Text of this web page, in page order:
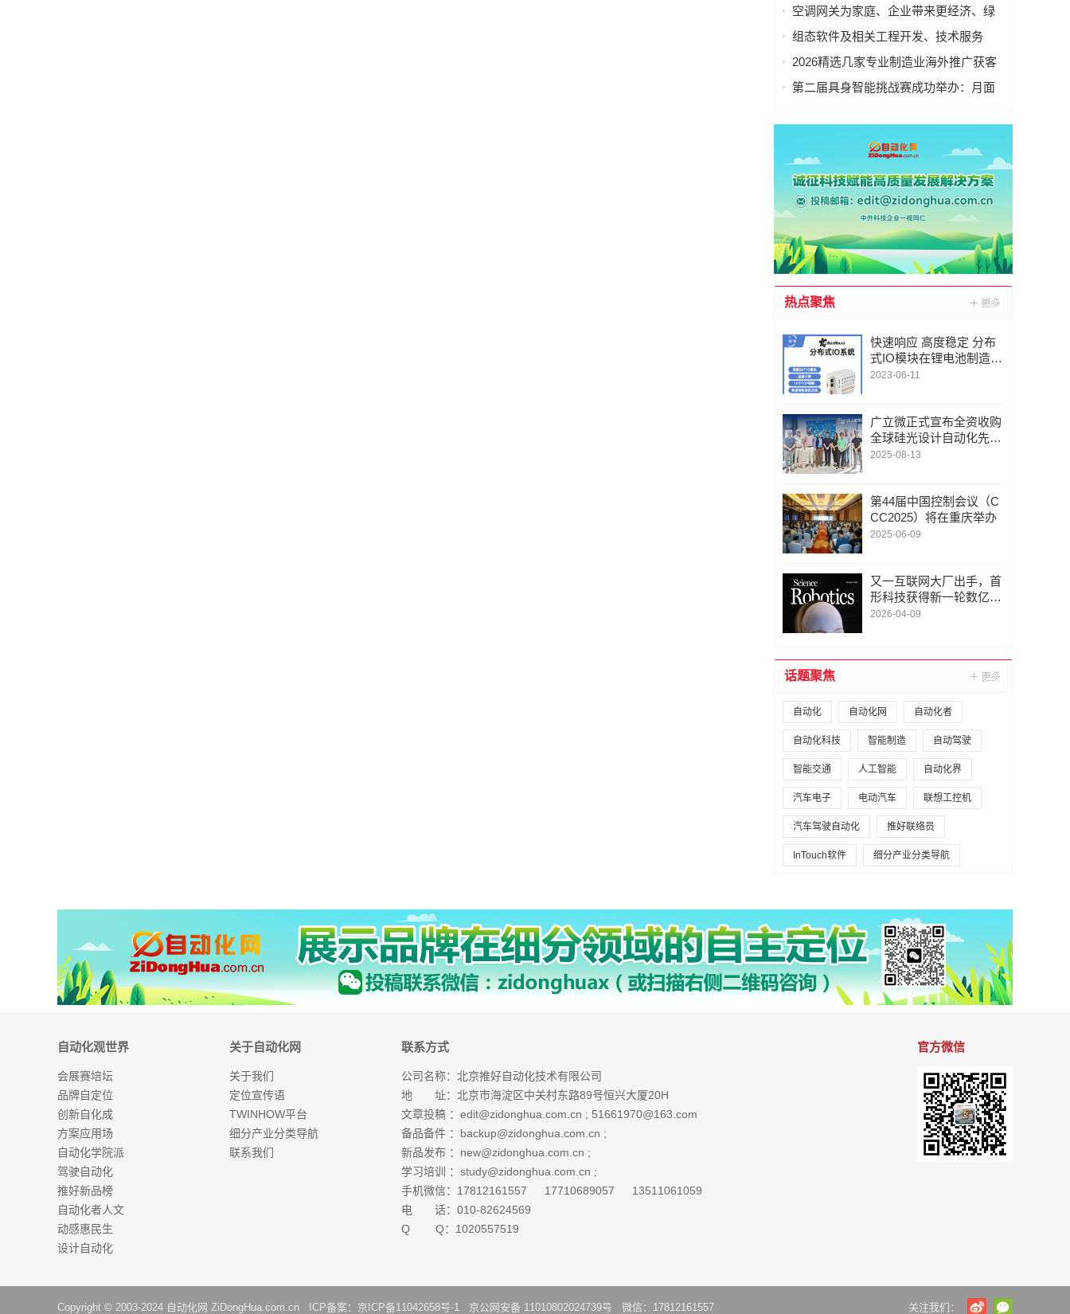
frequencyDrive，VFD) ACS510变频器
空调网关为家庭、企业带来更经济、绿
色的制冷方案！中央空调采集网关节能
宇、智慧办公、智慧教育、智慧农业等
多个领域。
组态软件及相关工程开发、技术服务
2026精选几家专业制造业海外推广获客
服务商，为制造企业提供海外获客解决
第二届具身智能挑战赛成功举办：月面
热点聚焦
快速响应 高度稳定 分布
式IO模块在锂电池制造的
优势揭秘 | 支持Modbu
rnet/IP、BACnet/IP等多
种协议
2023-06-11
广立微正式宣布全资收购
全球硅光设计自动化先锋
LUCEDA
2025-08-13
第44届中国控制会议（C
CC2025）将在重庆举办
2025-06-09
又一互联网大厂出手，首
形科技获得新一轮数亿元
A1轮融资｜人脸机器人首
2026-04-09
话题聚焦
自动化 自动化网 自动化者
自动化科技 智能制造 自动驾驶
智能交通 人工智能 自动化界
汽车电子 电动汽车 联想工控机
汽车驾驶自动化 推好联络员
InTouch软件 细分产业分类导航
自动化观世界
会展赛培坛
品牌自定位
创新自化成
方案应用场
自动化学院派
驾驶自动化
推好新品榜
自动化者人文
动感惠民生
设计自动化
关于自动化网
关于我们
定位宣传语
TWINHOW平台
细分产业分类导航
联系我们
联系方式
公司名称：北京推好自动化技术有限公司
地 址：北京市海淀区中关村东路89号恒兴大厦20H
文章投稿 ： edit@zidonghua.com.cn ; 51661970@163.com
备品备件 ： backup@zidonghua.com.cn ;
新品发布 ： new@zidonghua.com.cn ;
学习培训 ： study@zidonghua.com.cn ;
手机微信：17812161557 17710689057 13511061059
电 话：010-82624569
Q Q：1020557519
官方微信
Copyright © 2003-2024 自动化网 ZiDongHua.com.cn ICP备案： 京ICP备11042658号-1 京公网安备 11010802024739号 微信：17812161557 关注我们：